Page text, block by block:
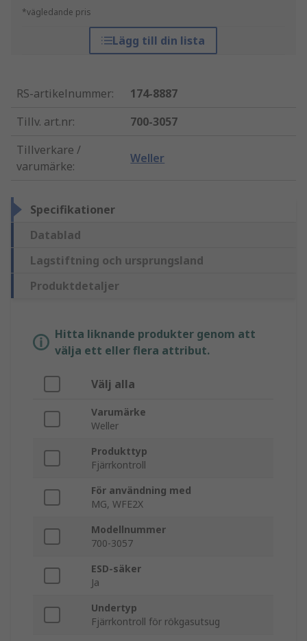
*vägledande pris
Lägg till din lista
RS-artikelnummer:
174-8887
Tillv. art.nr:
700-3057
Tillverkare /
varumärke:
Weller
Specifikationer
Datablad
Lagstiftning och ursprungsland
Produktdetaljer
Hitta liknande produkter genom att
välja ett eller flera attribut.
Välj alla
Varumärke
Weller
Produkttyp
Fjärrkontroll
För användning med
MG, WFE2X
Modellnummer
700-3057
ESD-säker
Ja
Undertyp
Fjärrkontroll för rökgasutsug